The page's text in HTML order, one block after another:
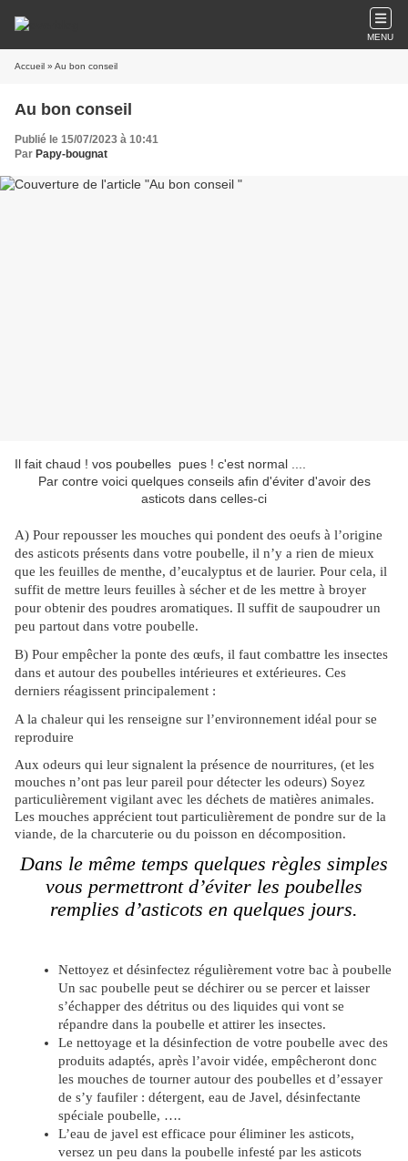
MENU
Accueil » Au bon conseil
Au bon conseil
Publié le 15/07/2023 à 10:41
Par Papy-bougnat
Il fait chaud ! vos poubelles pues ! c'est normal ....
Par contre voici quelques conseils afin d'éviter d'avoir des
asticots dans celles-ci
A) Pour repousser les mouches qui pondent des oeufs à l’origine
des asticots présents dans votre poubelle, il n’y a rien de mieux
que les feuilles de menthe, d’eucalyptus et de laurier. Pour cela, il
suffit de mettre leurs feuilles à sécher et de les mettre à broyer
pour obtenir des poudres aromatiques. Il suffit de saupoudrer un
peu partout dans votre poubelle.
B) Pour empêcher la ponte des œufs, il faut combattre les insectes
dans et autour des poubelles intérieures et extérieures. Ces
derniers réagissent principalement :
A la chaleur qui les renseigne sur l’environnement idéal pour se
reproduire
Aux odeurs qui leur signalent la présence de nourritures, (et les
mouches n’ont pas leur pareil pour détecter les odeurs) Soyez
particulièrement vigilant avec les déchets de matières animales.
Les mouches apprécient tout particulièrement de pondre sur de la
viande, de la charcuterie ou du poisson en décomposition.
Dans le même temps quelques règles simples
vous permettront d’éviter les poubelles
remplies d’asticots en quelques jours.
Nettoyez et désinfectez régulièrement votre bac à poubelle
Un sac poubelle peut se déchirer ou se percer et laisser
s’échapper des détritus ou des liquides qui vont se
répandre dans la poubelle et attirer les insectes.
Le nettoyage et la désinfection de votre poubelle avec des
produits adaptés, après l’avoir vidée, empêcheront donc
les mouches de tourner autour des poubelles et d’essayer
de s’y faufiler : détergent, eau de Javel, désinfectante
spéciale poubelle, ….
L’eau de javel est efficace pour éliminer les asticots,
versez un peu dans la poubelle infesté par les asticots